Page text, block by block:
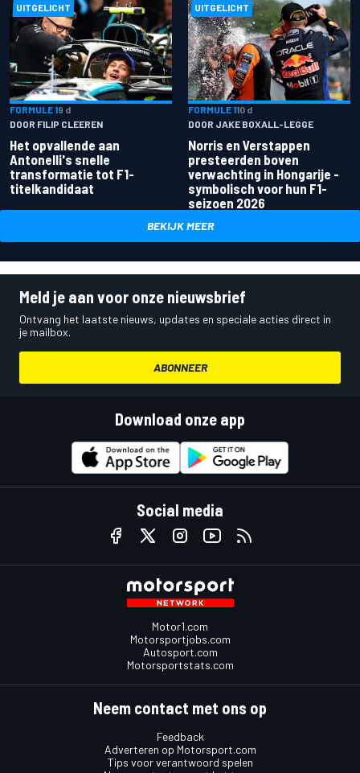
UITGELICHT
FORMULE 19 d
DOOR FILIP CLEEREN
Het opvallende aan
Antonelli's snelle
transformatie tot F1-
titelkandidaat
UITGELICHT
FORMULE 110 d
DOOR JAKE BOXALL-LEGGE
Norris en Verstappen
presteerden boven
verwachting in Hongarije -
symbolisch voor hun F1-
seizoen 2026
BEKIJK MEER
Meld je aan voor onze nieuwsbrief
Ontvang het laatste nieuws, updates en speciale acties direct in
je mailbox.
ABONNEER
Download onze app
Social media
Motor1.com
Motorsportjobs.com
Autosport.com
Motorsportstats.com
Neem contact met ons op
Feedback
Adverteren op Motorsport.com
Tips voor verantwoord spelen